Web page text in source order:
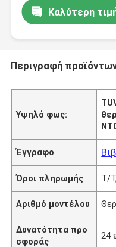
Καλύτερη
Περιγραφή
Υψηλό φως:
Έγγραφο
Όροι πληρωμής T/
Αριθμό μοντέλου
Δυνατότητα προ
σφοράς
24